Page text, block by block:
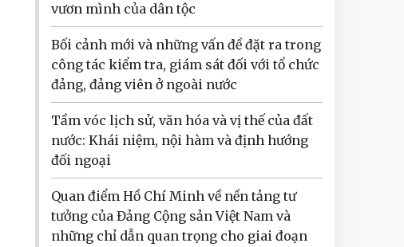
vươn mình của dân tộc
Bối cảnh mới và những vấn đề đặt ra trong
công tác kiểm tra, giám sát đối với tổ chức
đảng, đảng viên ở ngoài nước
Tầm vóc lịch sử, văn hóa và vị thế của đất
nước: Khái niệm, nội hàm và định hướng
đối ngoại
Quan điểm Hồ Chí Minh về nền tảng tư
tưởng của Đảng Cộng sản Việt Nam và
những chỉ dẫn quan trọng cho giai đoạn